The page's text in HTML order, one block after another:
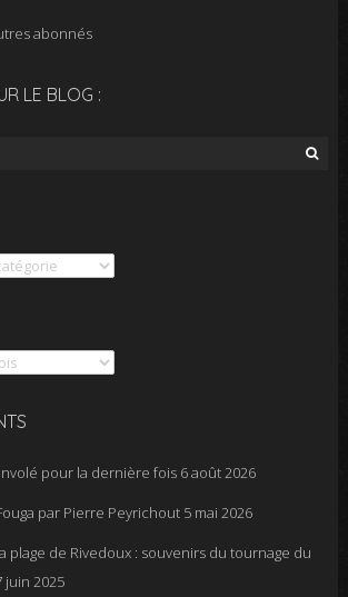
abonnés
LE BLOG :
pour la dernière fois 6 août 2026
par Pierre Peyrichout 5 mai 2026
plage de Rivedoux : souvenirs du tournage du
juin 2025